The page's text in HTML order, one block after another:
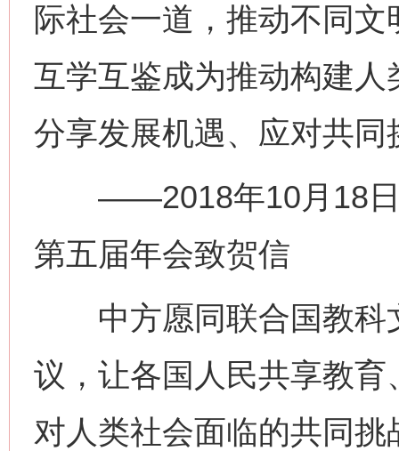
际社会一道，推动不同
互学互鉴成为推动构建
分享发展机遇、应对共
——2018年10月18日
第五届年会致贺信
中方愿同联合国教科
议，让各国人民共享教
对人类社会面临的共同